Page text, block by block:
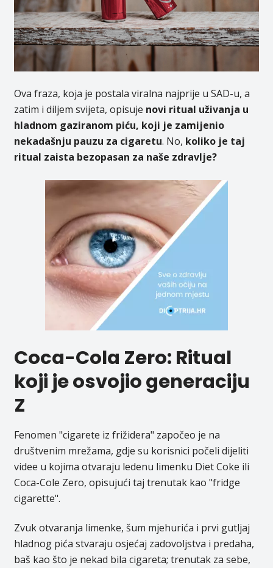
Ova fraza, koja je postala viralna najprije u SAD-u, a
zatim i diljem svijeta, opisuje novi ritual uživanja u
hladnom gaziranom piću, koji je zamijenio
nekadašnju pauzu za cigaretu. No, koliko je taj
ritual zaista bezopasan za naše zdravlje?
Coca-Cola Zero: Ritual
koji je osvojio generaciju
Z
Fenomen "cigarete iz frižidera" započeo je na
društvenim mrežama, gdje su korisnici počeli dijeliti
videe u kojima otvaraju ledenu limenku Diet Coke ili
Coca-Cole Zero, opisujući taj trenutak kao "fridge
cigarette".
Zvuk otvaranja limenke, šum mjehurića i prvi gutljaj
hladnog pića stvaraju osjećaj zadovoljstva i predaha,
baš kao što je nekad bila cigareta; trenutak za sebe,